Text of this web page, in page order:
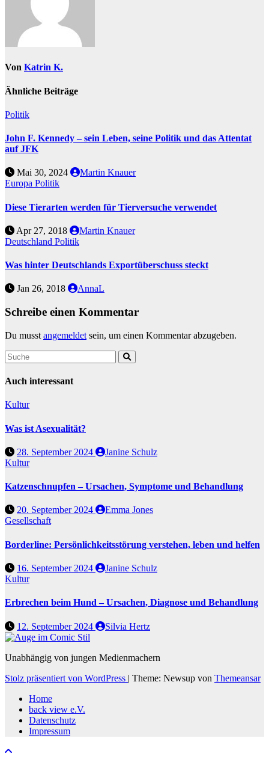
Von Katrin K.
Ähnliche Beiträge
Politik
John F. Kennedy – sein Leben, seine Politik und das Attentat
auf JFK
Mai 30, 2024
Martin Knauer
Europa Politik
Diese Tierarten werden für Tierversuche verwendet
Apr 27, 2018
Martin Knauer
Deutschland Politik
Was hinter Deutschlands Exportüberschuss steckt
Jan 26, 2018 AnnaL
Schreibe einen Kommentar
Du musst angemeldet sein, um einen Kommentar abzugeben.
Auch interessant
Kultur
Was ist Asexualität?
28. September 2024
Janine Schulz
Kultur
Katzenschnupfen – Ursachen, Symptome und Behandlung
20. September 2024
Emma Jones
Gesellschaft
Borderline: Persönlichkeitsstörung verstehen, leben und helfen
16. September 2024
Janine Schulz
Kultur
Erbrechen beim Hund – Ursachen, Diagnose und Behandlung
12. September 2024 Silvia Hertz
Unabhängig von jungen Medienmachern
Stolz präsentiert von WordPress | Theme: Newsup von Themeansar
Home
back view e.V.
Datenschutz
Impressum